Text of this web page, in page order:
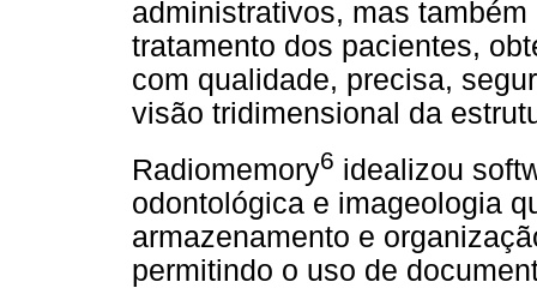
administrativos, mas
tratamento dos pacientes,
com qualidade, precisa,
visão tridimensional da
Radiomemory6 idealizou
odontológica e imageologia
armazenamento e
permitindo o uso de